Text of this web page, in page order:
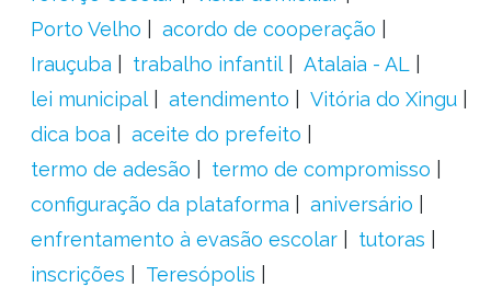
Porto Velho
acordo de cooperação
Irauçuba
trabalho infantil
Atalaia - AL
lei municipal
atendimento
Vitória do Xingu
dica boa
aceite do prefeito
termo de adesão
termo de compromisso
configuração da plataforma
aniversário
enfrentamento à evasão escolar
tutoras
inscrições
Teresópolis